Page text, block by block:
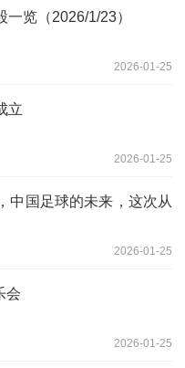
览（2026/1/23）
2026-01-25
立
2026-01-25
中国足球的未来，这次从
2026-01-25
会
2026-01-25